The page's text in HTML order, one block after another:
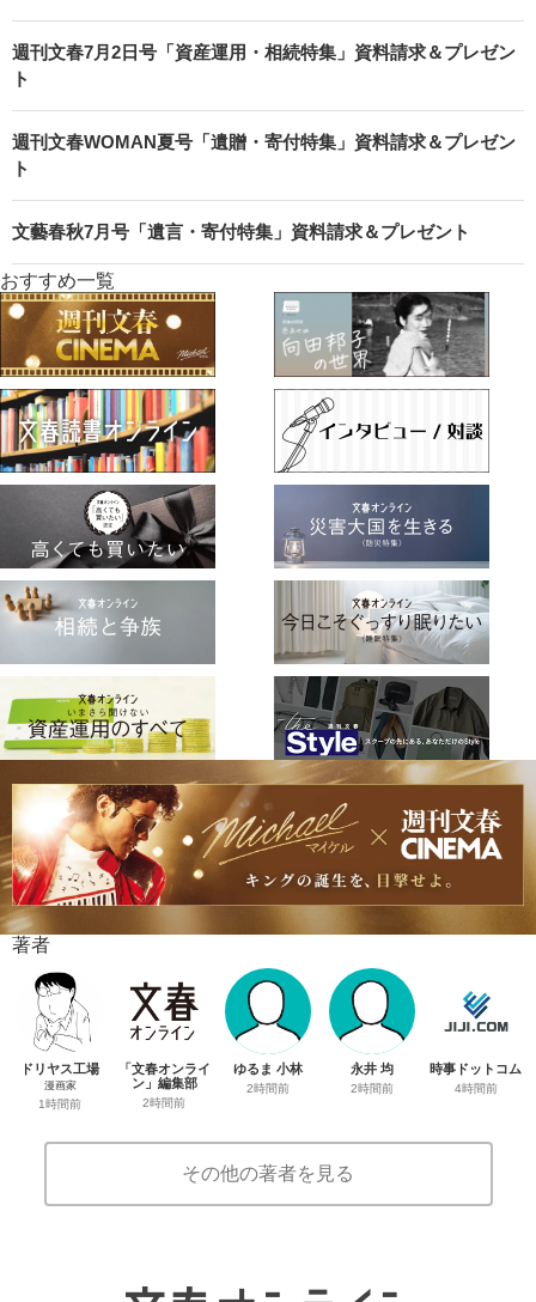
週刊文春7月2日号「資産運用・相続特集」資料請求＆プレゼン
ト
週刊文春WOMAN夏号「遺贈・寄付特集」資料請求＆プレゼン
ト
文藝春秋7月号「遺言・寄付特集」資料請求＆プレゼント
おすすめ一覧
著者
ドリヤス工場
漫画家
1時間前
「文春オンライ
ン」編集部
2時間前
ゆるま 小林
2時間前
永井 均
2時間前
時事ドットコム
4時間前
その他の著者を見る